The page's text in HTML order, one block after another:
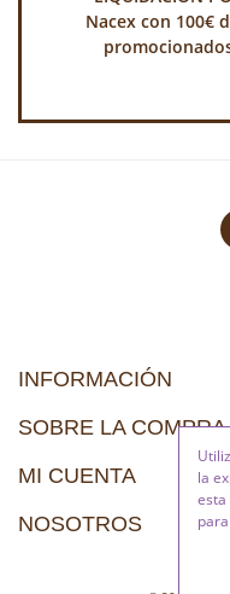
la
esta
Nacex con 100€
INFORMACIÓN
SOBRE LA COMPRA
MI CUENTA
NOSOTROS